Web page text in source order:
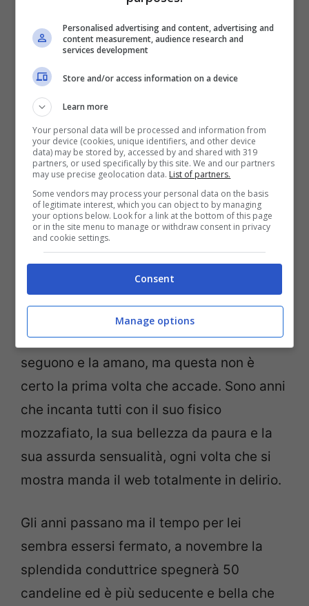
La conduttrice Alessia Marcuzzi (Screenshot da
Instagram)
Con la sua solita bellezza da urlo e la sua
sensualità alle stelleAlessia Marcuzzi
lasciato senza parole tutti coloro che la
seguono e la amano, ma questa non è
certo la prima volta che accade. Sono anni
che incanta tutti con il suo fisico
mozzafiato, la sua bellezza da paura e la
sua assurda sensualità, ogni volta che si
mostra manda il web totalmente in delirio.
Gli anni passano ma il tempo per lei
sembra essersi fermato, a novembre la
splendida conduttrice spegnerà 50
candeline ed è più seducente e bella che
Personalised advertising and content, advertising and
content measurement, audience research and
services development
Store and/or access information on a device
Learn more
Your personal data will be processed and information from
your device (cookies, unique identifiers, and other device
data) may be stored by, accessed by and shared with 319
partners, or used specifically by this site. We and our partners
may use precise geolocation data. List of partners.
Some vendors may process your personal data on the basis
of legitimate interest, which you can object to by managing
your options below. Look for a link at the bottom of this page
or in the site menu to manage or withdraw consent in privacy
and cookie settings.
Consent
Manage options